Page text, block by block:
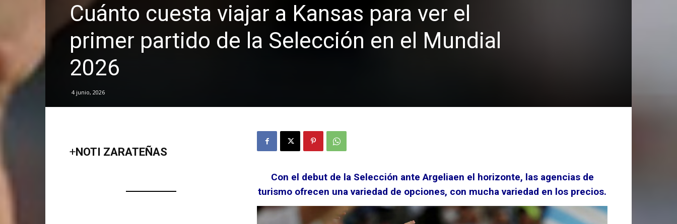
Cuánto cuesta viajar a Kansas para ver el
primer partido de la Selección en el Mundial
2026
4 junio, 2026
Con el debut de la Selección ante Argeliaen el horizonte, las agencias de
turismo ofrecen una variedad de opciones, con mucha variedad en los precios.
+NOTI ZARATEÑAS